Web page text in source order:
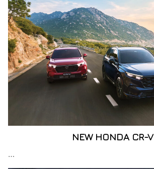
NEW HONDA CR-V
…